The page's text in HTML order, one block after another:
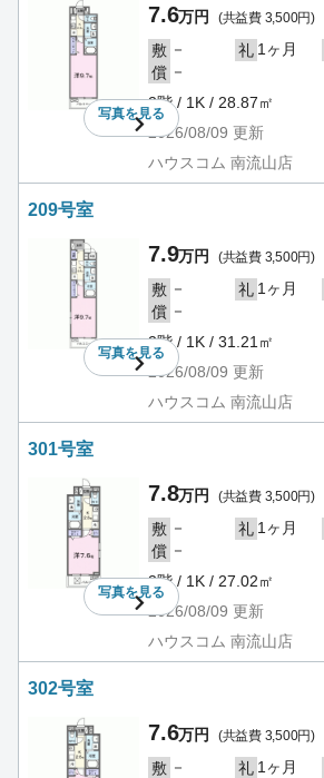
写真を見る
7.6万円 (共益費 3,500円)
敷 － 礼 1ヶ月
償 －
2階 / 1K / 28.87㎡
2026/08/09 更新
ハウスコム 南流山店
209号室
写真を見る
7.9万円 (共益費 3,500円)
敷 － 礼 1ヶ月
償 －
2階 / 1K / 31.21㎡
2026/08/09 更新
ハウスコム 南流山店
301号室
写真を見る
7.8万円 (共益費 3,500円)
敷 － 礼 1ヶ月
償 －
3階 / 1K / 27.02㎡
2026/08/09 更新
ハウスコム 南流山店
302号室
7.6万円 (共益費 3,500円)
敷 － 礼 1ヶ月